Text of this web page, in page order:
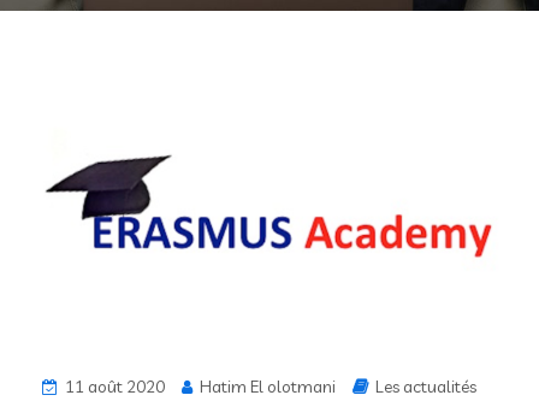
11 août 2020 Hatim El olotmani
Les actualités